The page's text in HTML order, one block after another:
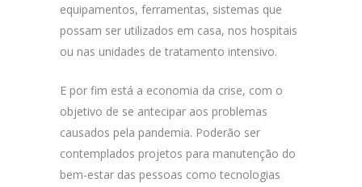
equipamentos, ferramentas, sistemas que
possam ser utilizados em casa, nos hospitais
ou nas unidades de tratamento intensivo.
E por fim está a economia da crise, com o
objetivo de se antecipar aos problemas
causados pela pandemia. Poderão ser
contemplados projetos para manutenção do
bem-estar das pessoas como tecnologias